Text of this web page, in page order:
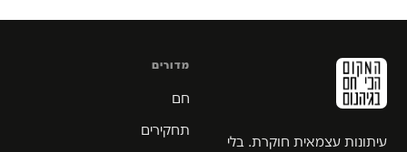
עיתונות עצמאית חוקרת. בלי
מדורים
חם
תחקירים